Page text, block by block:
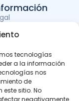
tecnologías
a la información
nos
de
sitio. No
negativamente
Privacidad
cookies
Fondo Europeo de